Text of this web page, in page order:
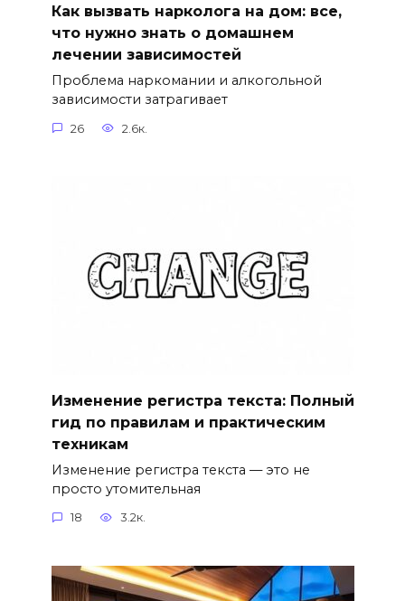
Как вызвать нарколога на дом: все,
что нужно знать о домашнем
лечении зависимостей
Проблема наркомании и алкогольной
зависимости затрагивает
26 2.6к.
Изменение регистра текста: Полный
гид по правилам и практическим
техникам
Изменение регистра текста — это не
просто утомительная
18 3.2к.